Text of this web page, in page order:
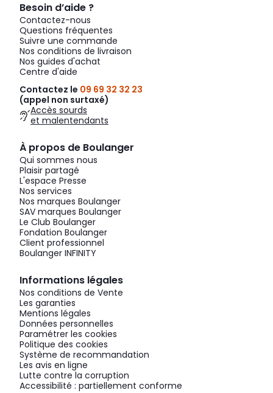
Besoin d’aide ?
Contactez-nous
Questions fréquentes
Suivre une commande
Nos conditions de livraison
Nos guides d'achat
Centre d'aide
Contactez le 09 69 32 32 23
(appel non surtaxé)
Accès sourds
et malentendants
À propos de Boulanger
Qui sommes nous
Plaisir partagé
L'espace Presse
Nos services
Nos marques Boulanger
SAV marques Boulanger
Le Club Boulanger
Fondation Boulanger
Client professionnel
Boulanger INFINITY
Informations légales
Nos conditions de Vente
Les garanties
Mentions légales
Données personnelles
Paramétrer les cookies
Politique des cookies
Système de recommandation
Les avis en ligne
Lutte contre la corruption
Accessibilité : partiellement conforme